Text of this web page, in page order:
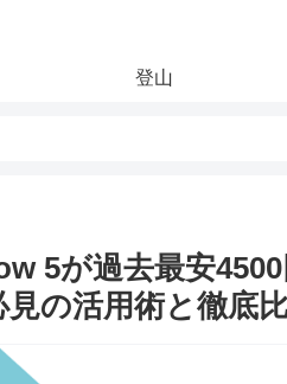
登山
5が過去最安
の活用術と徹底